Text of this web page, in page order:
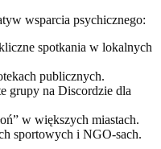
wsparcia psychicznego:
spotkania w lokalnych
publicznych.
grupy na Discordzie dla
w większych miastach.
sportowych i NGO-sach.